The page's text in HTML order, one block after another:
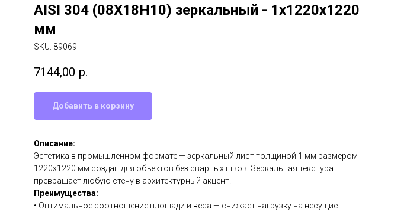
AISI 304 (08Х18Н10) зеркальный - 1х1220х1220
мм
SKU: 89069
7144,00 р.
Добавить в корзину
Описание:
Эстетика в промышленном формате — зеркальный лист толщиной 1 мм размером
1220х1220 мм создан для объектов без сварных швов. Зеркальная текстура
превращает любую стену в архитектурный акцент.
Преимущества:
• Оптимальное соотношение площади и веса — снижает нагрузку на несущие